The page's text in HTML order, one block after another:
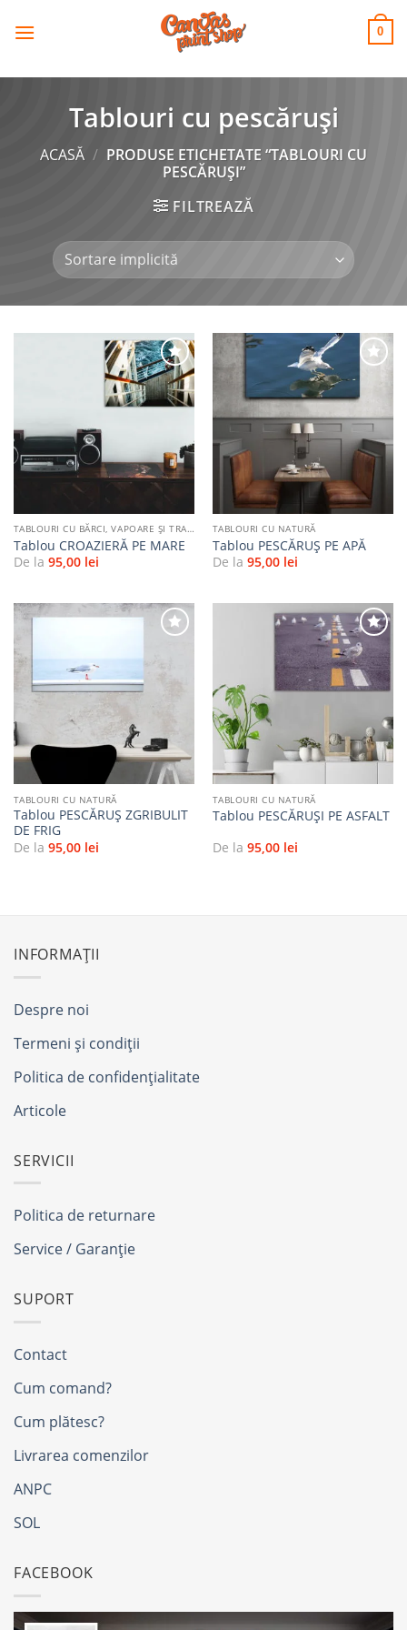
CANVAS
PRINT SHOP 0
Tablouri cu pescăruși
ACASĂ / PRODUSE ETICHETATE “TABLOURI CU
PESCĂRUȘI”
FILTREAZĂ
Adaugă
TABLOURI CU BĂRCI, VAPOARE ȘI TRANSPORT PE APĂ
Tablou CROAZIERĂ PE MARE
De la 95,00 lei
la
favorite
TABLOURI CU NATURĂ
Tablou PESCĂRUȘ PE APĂ
De la 95,00 lei
Adaugă
la
favorite
TABLOURI CU NATURĂ
Tablou PESCĂRUȘ ZGRIBULIT
DE FRIG
De la 95,00 lei
Adaugă
la
TABLOURI CU NATURĂ
Tablou PESCĂRUȘI PE ASFALT
De la 95,00 lei
INFORMAȚII
Despre noi
Termeni și condiții
Politica de confidențialitate
Articole
SERVICII
Politica de returnare
Service / Garanție
SUPORT
Contact
Cum comand?
Cum plătesc?
Livrarea comenzilor
ANPC
SOL
FACEBOOK